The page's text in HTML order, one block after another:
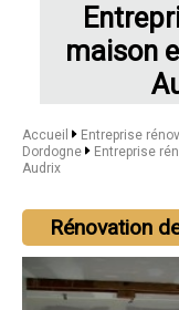
maison
Accueil
Entreprise
Dordogne
Entreprise
Audrix
Rénovation